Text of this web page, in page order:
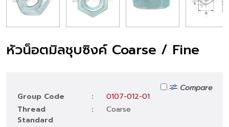
หัวน็อตมิลชุบซิงค์ Coarse / Fine
Group Code :
0107-012-01
Thread
Standard
: Coarse
Compare